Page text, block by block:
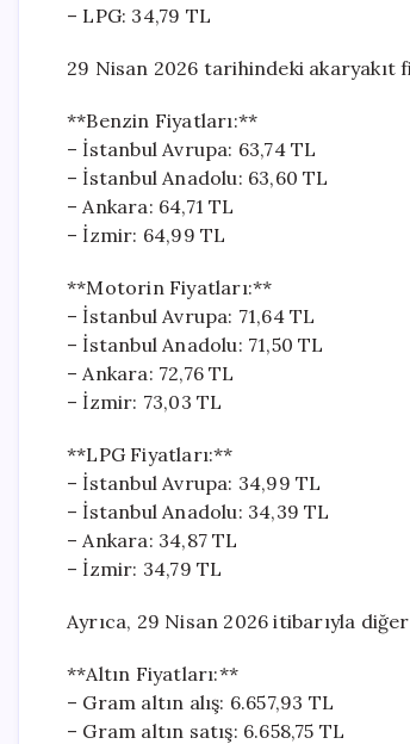
– LPG: 34,79 TL
29 Nisan 2026 tarihindeki
**Benzin Fiyatları:**
– İstanbul Avrupa: 63,74 TL
– İstanbul Anadolu: 63,60 TL
– Ankara: 64,71 TL
– İzmir: 64,99 TL
**Motorin Fiyatları:**
– İstanbul Avrupa: 71,64 TL
– İstanbul Anadolu: 71,50 TL
– Ankara: 72,76 TL
– İzmir: 73,03 TL
**LPG Fiyatları:**
– İstanbul Avrupa: 34,99 TL
– İstanbul Anadolu: 34,39 TL
– Ankara: 34,87 TL
– İzmir: 34,79 TL
Ayrıca, 29 Nisan 2026 itibarıyla
**Altın Fiyatları:**
– Gram altın alış: 6.657,93 TL
– Gram altın satış: 6.658,75 TL